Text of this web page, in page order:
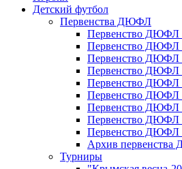
Детский футбол
Первенства ДЮФЛ
Первенство ДЮФЛ
Первенство ДЮФЛ
Первенство ДЮФЛ
Первенство ДЮФЛ
Первенство ДЮФЛ
Первенство ДЮФЛ
Первенство ДЮФЛ
Первенство ДЮФЛ
Первенство ДЮФЛ
Архив
Турниры